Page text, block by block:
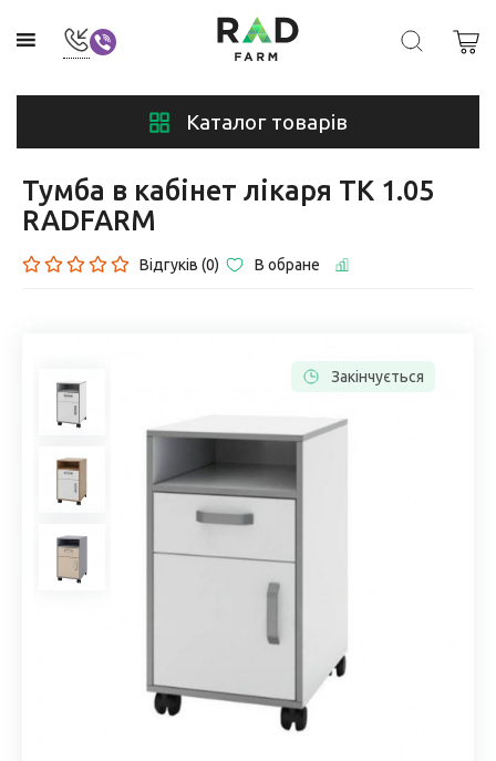
Каталог товарів
Тумба в кабінет лікаря ТК 1.05
RADFARM
Відгуків (0) В обране
Закінчується